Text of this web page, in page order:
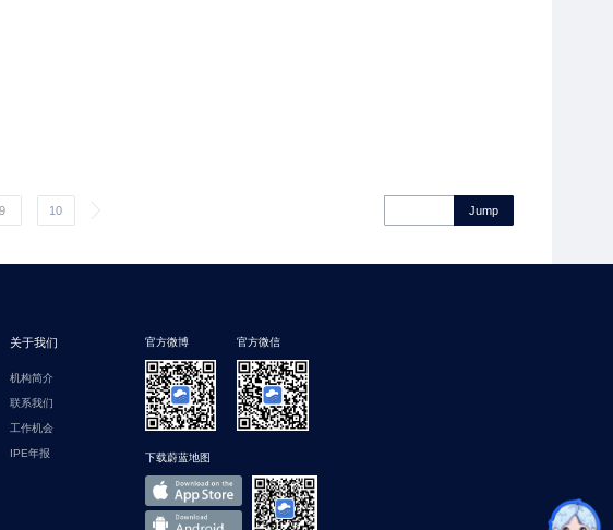
Jump
9 10
关于我们
机构简介
联系我们
工作机会
IPE年报
官方微博 官方微信
下载蔚蓝地图